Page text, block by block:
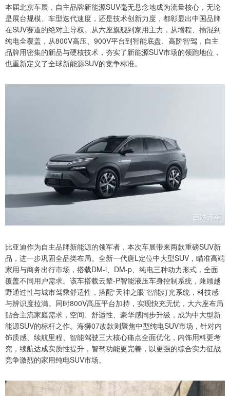
本届北京车展，自主品牌新能源SUV毫无悬念地成为流量核心，无论
是展台规模、车型迭代速度，还是技术创新力度，都彰显出中国品牌
在SUV赛道的绝对主导权。从六座旗舰到家用主力，从增程、插混到
纯电全覆盖，从800V高压、900V平台到智能底盘、高阶智驾，自主
品牌用密集的新品与硬核技术，夯实了新能源SUV市场的领跑地位，
也重新定义了全球新能源SUV的竞争标准。
比亚迪作为自主品牌新能源的领军者，本次车展带来两款重磅SUV新
品，进一步巩固全品类布局。全新一代唐L定位中大型SUV，瞄准高端
家用与商务出行市场，搭载DM-i、DM-p、纯电三种动力形式，全面
覆盖不同用户需求。该车搭载云辇-P智能液压车身控制系统，兼顾越
野通过性与城市驾乘舒适性，搭配“天神之眼”智能灯光系统，科技感
与辨识度拉满。同时800V高压平台加持，实现快充无忧，大六座布局
贴合主流家庭需求，空间、舒适性、豪华感同步升级，成为中大型新
能源SUV的标杆之作。海狮07改款则聚焦中型纯电SUV市场，针对内
饰质感、续航里程、智能驾驶三大核心痛点全面优化，内饰用料更考
究，续航达成实质性提升，智驾功能更完善，以更强的综合实力征战
竞争激烈的家用纯电SUV市场。